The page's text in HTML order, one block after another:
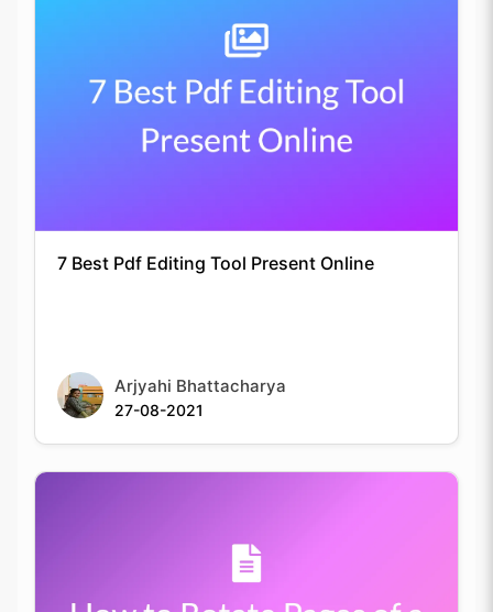
7 Best Pdf Editing Tool Present Online
Arjyahi Bhattacharya
27-08-2021